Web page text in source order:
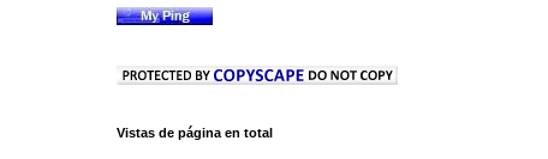
Vistas de página en total